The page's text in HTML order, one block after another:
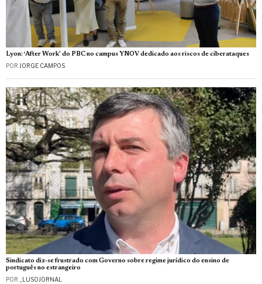
Lyon: ‘After Work’ do PBC no campus YNOV dedicado aos riscos de ciberataques
POR JORGE CAMPOS
Sindicato diz-se frustrado com Governo sobre regime jurídico do ensino de
português no estrangeiro
POR _LUSOJORNAL